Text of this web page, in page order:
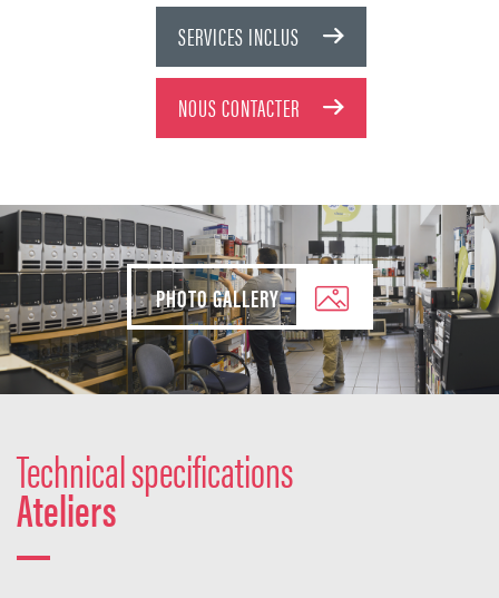
SERVICES INCLUS
NOUS CONTACTER
PHOTO GALLERY
Technical specifications
Ateliers